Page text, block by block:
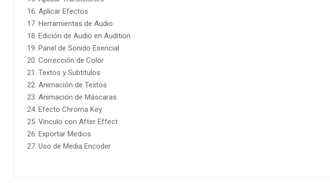
Aplicar Efectos
Herramientas de Audio
Edición de Audio en Audition
Panel de Sonido Esencial
Corrección de Color
Textos y Subtitulos
Animación de Textos
Animación de Máscaras
Efecto Chroma Key
Vinculo con After Effect
Exportar Medios
Uso de Media Encoder